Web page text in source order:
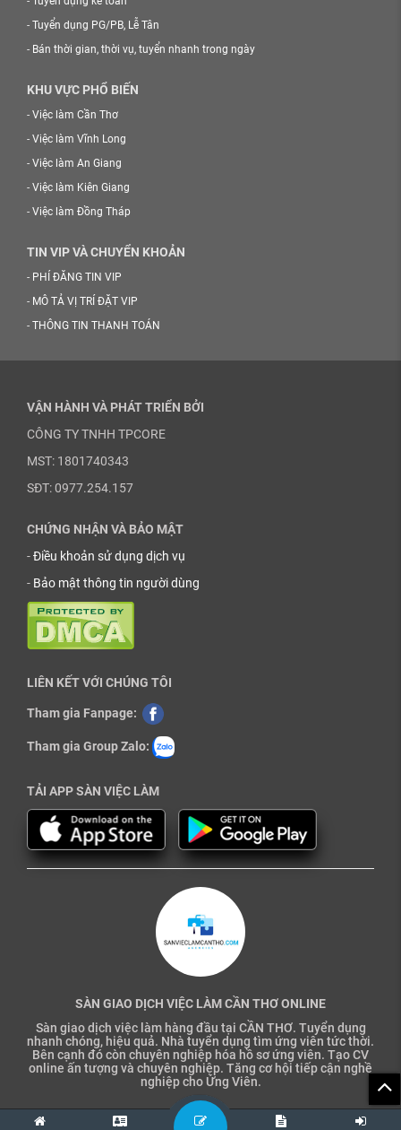
- Tuyển dụng PG/PB, Lễ Tân
- Bán thời gian, thời vụ, tuyển nhanh trong ngày
KHU VỰC PHỔ BIẾN
- Việc làm Cần Thơ
- Việc làm Vĩnh Long
- Việc làm An Giang
- Việc làm Kiên Giang
- Việc làm Đồng Tháp
TIN VIP VÀ CHUYỂN KHOẢN
- PHÍ ĐĂNG TIN VIP
- MÔ TẢ VỊ TRÍ ĐẶT VIP
- THÔNG TIN THANH TOÁN
VẬN HÀNH VÀ PHÁT TRIỂN BỞI
CÔNG TY TNHH TPCORE
MST: 1801740343
SĐT: 0977.254.157
CHỨNG NHẬN VÀ BẢO MẬT
-Điều khoản sử dụng dịch vụ
- Bảo mật thông tin người dùng
LIÊN KẾT VỚI CHÚNG TÔI
Tham gia Fanpage:
Tham gia Group Zalo:
TẢI APP SÀN VIỆC LÀM
SÀN GIAO DỊCH VIỆC LÀM CẦN THƠ ONLINE
Sàn giao dịch việc làm hàng đầu tại CẦN THƠ. Tuyển dụng
nhanh chóng, hiệu quả. Nhà tuyển dụng tìm ứng viên tức thời.
Bên cạnh đó còn chuyên nghiệp hóa hồ sơ ứng viên. Tạo CV
online ấn tượng và chuyên nghiệp. Tăng cơ hội tiếp cận nghề
nghiệp cho Ứng Viên.